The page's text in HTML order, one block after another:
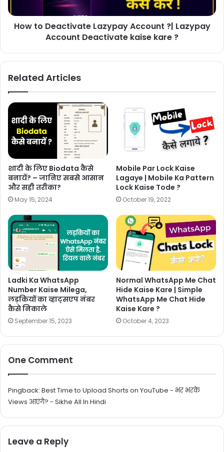
How to Deactivate Lazypay Account ?| Lazypay
Account Deactivate kaise kare ?
Related Articles
शादी के लिए Biodata कैसे
बनायें? – जानिए सबसे आसान
और सही तरीका?
May 15, 2024
Mobile Par Lock Kaise
Lagaye | Mobile Ka Pattern
Lock Kaise Tode ?
October 19, 2022
Ladki Ka WhatsApp
Number Kaise Milega,
लड़कियों का व्हाट्सएप नंबर
कैसे निकाले
September 15, 2023
Normal WhatsApp Me Chat
Hide Kaise Kare | Simple
WhatsApp Me Chat Hide
Kaise Kare ?
October 4, 2023
One Comment
Pingback: Best Time to Upload Shorts on YouTube - भर भरके
Views आएंगे? - Sikhe All In Hindi
Leave a Reply